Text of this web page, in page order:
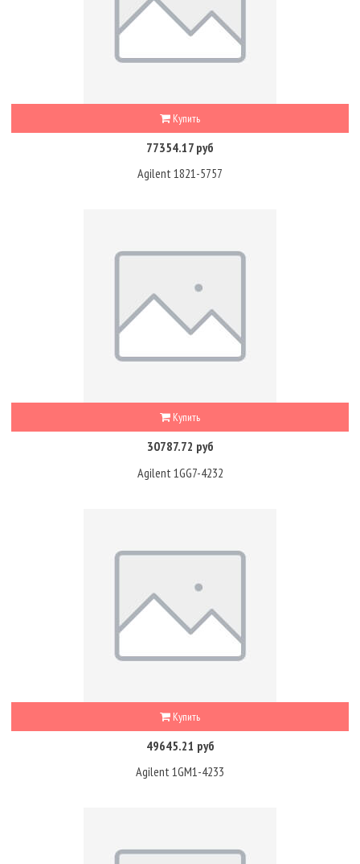
Купить
77354.17 руб
Agilent 1821-5757
Купить
30787.72 руб
Agilent 1GG7-4232
Купить
49645.21 руб
Agilent 1GM1-4233